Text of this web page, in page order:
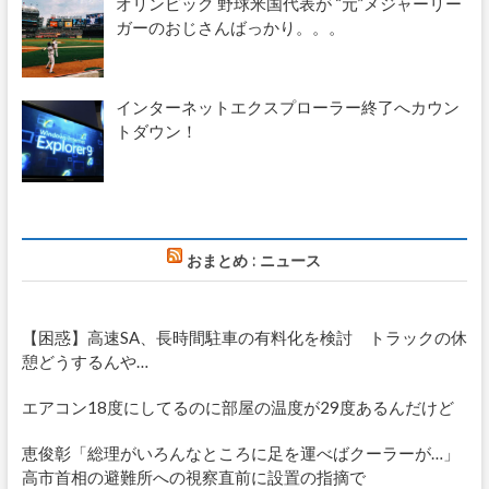
ガーのおじさんばっかり。。。
インターネットエクスプローラー終了へカウン
トダウン！
おまとめ : ニュース
【困惑】高速SA、長時間駐車の有料化を検討 トラックの休
憩どうするんや…
エアコン18度にしてるのに部屋の温度が29度あるんだけど
恵俊彰「総理がいろんなところに足を運べばクーラーが…」
高市首相の避難所への視察直前に設置の指摘で